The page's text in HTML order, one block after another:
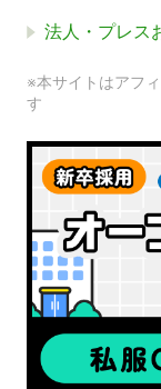
法人・プレス
※本サイトはアフ
す